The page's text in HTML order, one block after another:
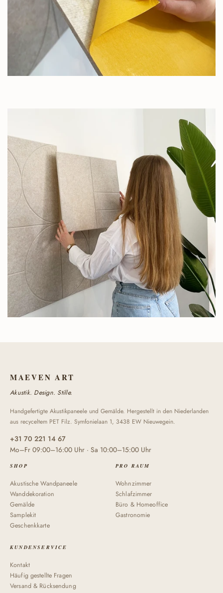
MAEVEN ART
Akustik. Design. Stille.
Handgefertigte Akustikpaneele und Gemälde. Hergestellt in den Niederlanden
aus recyceltem PET Filz. Symfonielaan 1, 3438 EW Nieuwegein.
+31 70 221 14 67
Mo–Fr 09:00–16:00 Uhr · Sa 10:00–15:00 Uhr
SHOP
Akustische Wandpaneele
Wanddekoration
Gemälde
Samplekit
Geschenkkarte
PRO RAUM
Wohnzimmer
Schlafzimmer
Büro & Homeoffice
Gastronomie
KUNDENSERVICE
Kontakt
Häufig gestellte Fragen
Versand & Rücksendung